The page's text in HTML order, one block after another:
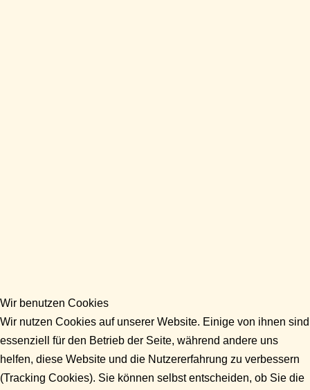
Wir benutzen Cookies
Wir nutzen Cookies auf unserer Website. Einige von ihnen sind
essenziell für den Betrieb der Seite, während andere uns
helfen, diese Website und die Nutzererfahrung zu verbessern
(Tracking Cookies). Sie können selbst entscheiden, ob Sie die